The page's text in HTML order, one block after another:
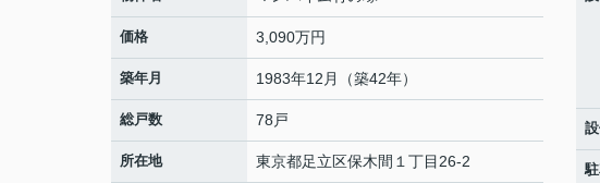
価格 3,090万円
築年月 1983年12月（築42年）
総戸数 78戸
所在地 東京都足立区保木間 １丁目26-2